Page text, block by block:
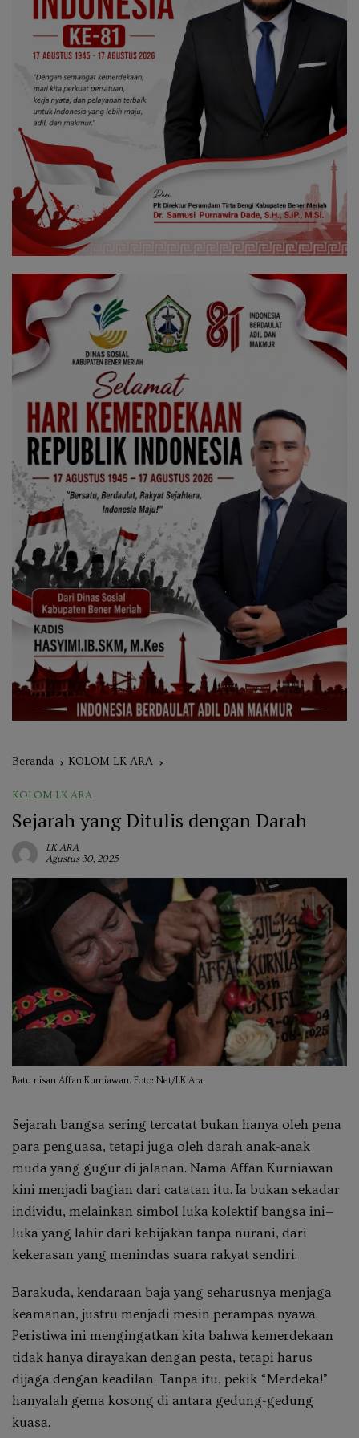
Beranda KOLOM LK ARA
KOLOM LK ARA
Sejarah yang Ditulis dengan Darah
LK ARA
Agustus 30, 2025
Batu nisan Affan Kurniawan. Foto: Net/LK Ara
Sejarah bangsa sering tercatat bukan hanya oleh pena
para penguasa, tetapi juga oleh darah anak-anak
muda yang gugur di jalanan. Nama Affan Kurniawan
kini menjadi bagian dari catatan itu. Ia bukan sekadar
individu, melainkan simbol luka kolektif bangsa ini—
luka yang lahir dari kebijakan tanpa nurani, dari
kekerasan yang menindas suara rakyat sendiri.
Barakuda, kendaraan baja yang seharusnya menjaga
keamanan, justru menjadi mesin perampas nyawa.
Peristiwa ini mengingatkan kita bahwa kemerdekaan
tidak hanya dirayakan dengan pesta, tetapi harus
dijaga dengan keadilan. Tanpa itu, pekik “Merdeka!”
hanyalah gema kosong di antara gedung-gedung
kuasa.